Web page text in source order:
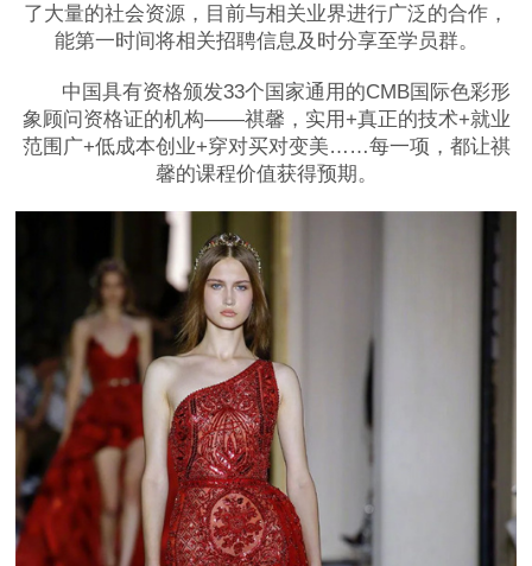
了大量的社会资源，目前与相关业界进行广泛的合作，
能第一时间将相关招聘信息及时分享至学员群。
中国具有资格颁发33个国家通用的CMB国际色彩形
象顾问资格证的机构——祺馨，实用+真正的技术+就业
范围广+低成本创业+穿对买对变美……每一项，都让祺
馨的课程价值获得预期。